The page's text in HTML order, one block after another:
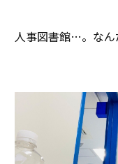
人事図書館…。なん